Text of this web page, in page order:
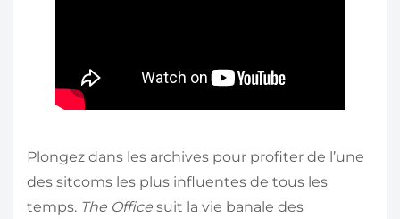
Plongez dans les archives pour profiter de l’une
des sitcoms les plus influentes de tous les
temps. The Office suit la vie banale des